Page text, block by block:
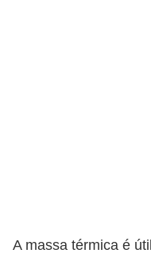
A massa térmica é
e